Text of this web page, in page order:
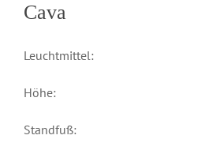
Cava
Leuchtmittel:
Höhe:
Standfuß: